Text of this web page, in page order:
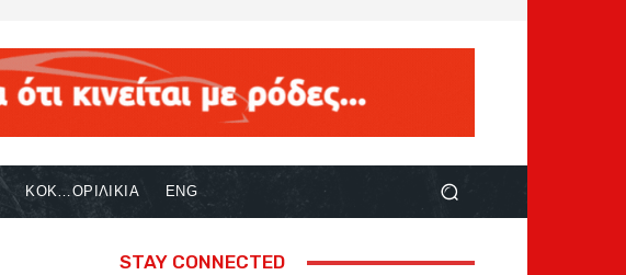
ΚΟΚ…ΟΡΙΛΙΚΙΑ ENG
STAY CONNECTED